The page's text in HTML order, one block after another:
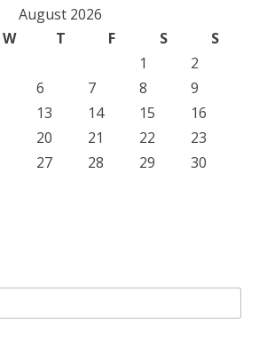
August 2026
W T F S
S
1
2
6 7 8
9
13 14 15
16
20 21 22
23
27 28 29
30